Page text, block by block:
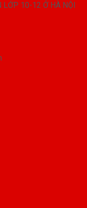
LỚP 10-12 Ở HÀ NỘI